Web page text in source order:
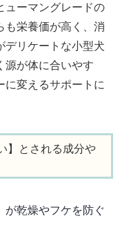
ューマングレードの
も栄養価が高く、消
デリケートな小型犬
源が体に合いやす
に変えるサポートに
】とされる成分や
が乾燥やフケを防ぐ